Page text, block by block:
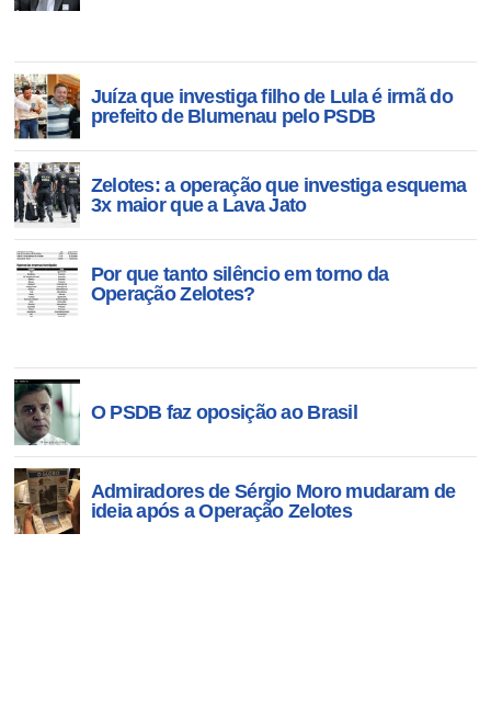
Juíza que investiga filho de Lula é irmã do
prefeito de Blumenau pelo PSDB
Zelotes: a operação que investiga esquema
3x maior que a Lava Jato
Por que tanto silêncio em torno da
Operação Zelotes?
O PSDB faz oposição ao Brasil
Admiradores de Sérgio Moro mudaram de
ideia após a Operação Zelotes